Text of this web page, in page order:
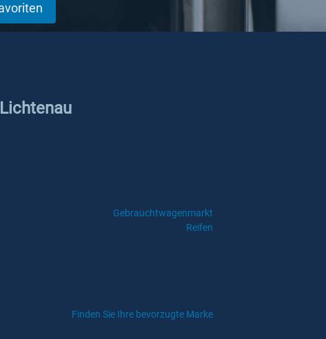
Gebrauchtwagenmarkt
Reifen
Finden Sie Ihre bevorzugte Marke